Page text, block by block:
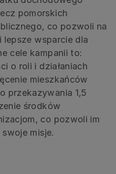
pomorskich
co pozwoli na
wsparcie dla
cele kampanii to:
o roli i działaniach
mieszkańców
przekazywania 1,5
środków
co pozwoli im
misje.